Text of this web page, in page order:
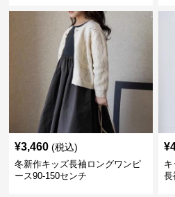
¥3,460 (税込)
冬新作キッズ長袖ロングワンピ
ース90-150センチ
¥
長